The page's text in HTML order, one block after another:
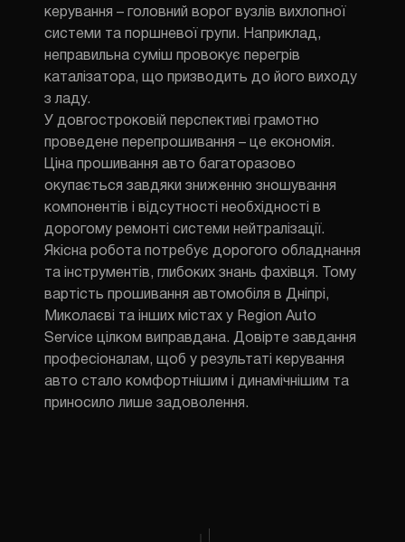
керування – головний ворог вузлів вихлопної
системи та поршневої групи. Наприклад,
неправильна суміш провокує перегрів
каталізатора, що призводить до його виходу
з ладу.
У довгостроковій перспективі грамотно
проведене перепрошивання – це економія.
Ціна прошивання авто багаторазово
окупається завдяки зниженню зношування
компонентів і відсутності необхідності в
дорогому ремонті системи нейтралізації.
Якісна робота потребує дорогого обладнання
та інструментів, глибоких знань фахівця. Тому
вартість прошивання автомобіля в Дніпрі,
Миколаєві та інших містах у Region Auto
Service цілком виправдана. Довірте завдання
професіоналам, щоб у результаті керування
авто стало комфортнішим і динамічнішим та
приносило лише задоволення.